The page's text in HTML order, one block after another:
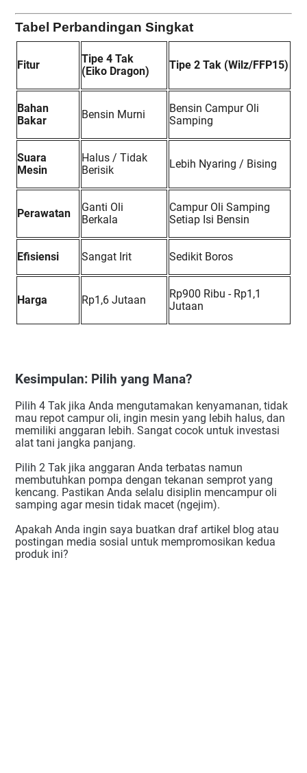
Tabel Perbandingan Singkat
Fitur
Tipe 4 Tak
(Eiko Dragon)
Tipe 2 Tak (Wilz/FFP15)
Bahan
Bakar
Bensin Murni
Bensin Campur Oli
Samping
Suara
Mesin
Halus / Tidak
Berisik
Lebih Nyaring / Bising
Perawatan
Ganti Oli
Berkala
Campur Oli Samping
Setiap Isi Bensin
Efisiensi Sangat Irit Sedikit Boros
Harga Rp1,6 Jutaan
Rp900 Ribu - Rp1,1
Jutaan
Kesimpulan: Pilih yang Mana?
Pilih 4 Tak jika Anda mengutamakan kenyamanan, tidak
mau repot campur oli, ingin mesin yang lebih halus, dan
memiliki anggaran lebih. Sangat cocok untuk investasi
alat tani jangka panjang.
Pilih 2 Tak jika anggaran Anda terbatas namun
membutuhkan pompa dengan tekanan semprot yang
kencang. Pastikan Anda selalu disiplin mencampur oli
samping agar mesin tidak macet (ngejim).
Apakah Anda ingin saya buatkan draf artikel blog atau
postingan media sosial untuk mempromosikan kedua
produk ini?